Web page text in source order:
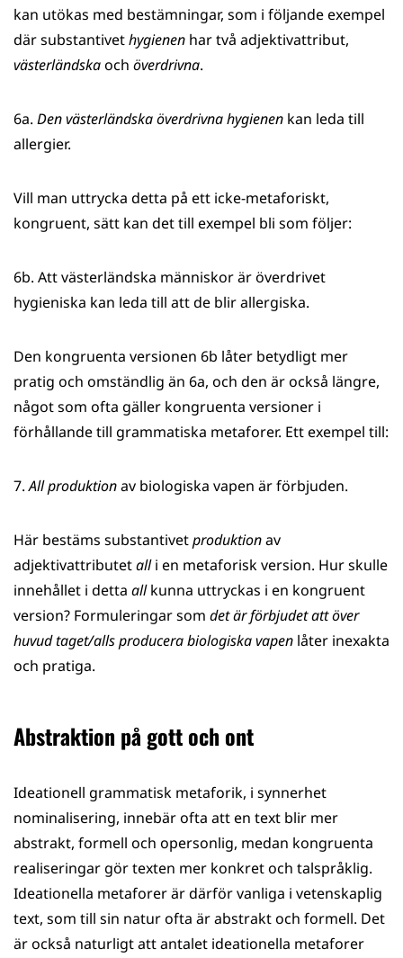
kan utökas med bestämningar, som i följande exempel
där substantivethygienen har två adjektivattribut,
västerländskaoch överdrivna.
6a. Den västerländska överdrivna hygienen kan leda till
allergier.
Vill man uttrycka detta på ett icke-metaforiskt,
kongruent, sätt kan det till exempel bli som följer:
6b. Att västerländska människor är överdrivet
hygieniska kan leda till att de blir allergiska.
Den kongruenta versionen 6b låter betydligt mer
pratig och omständlig än 6a, och den är också längre,
något som ofta gäller kongruenta versioner i
förhållande till grammatiska metaforer. Ett exempel till:
7.All produktionav biologiska vapen är förbjuden.
Här bestäms substantivetproduktionav
adjektivattributetalli en metaforisk version. Hur skulle
innehållet i detta allkunna uttryckas i en kongruent
version? Formuleringar som det är förbjudet att över
huvud taget/alls producera biologiska vapen låter inexakta
och pratiga.
Abstraktion på gott och ont
Ideationell grammatisk metaforik, i synnerhet
nominalisering, innebär ofta att en text blir mer
abstrakt, formell och opersonlig, medan kongruenta
realiseringar gör texten mer konkret och talspråklig.
Ideationella metaforer är därför vanliga i vetenskaplig
text, som till sin natur ofta är abstrakt och formell. Det
är också naturligt att antalet ideationella metaforer